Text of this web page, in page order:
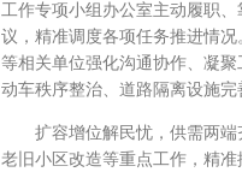
工作专项小组办公室主动履职
议，精准调度各项任务推进情
等相关单位强化沟通协作、凝
动车秩序整治、道路隔离设施
扩容增位解民忧，供需两端
老旧小区改造等重点工作，精